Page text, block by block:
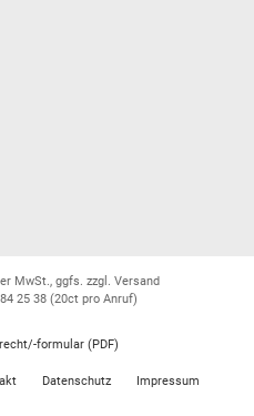
MwSt., ggfs. zzgl. Versand
25 38 (20ct pro Anruf)
formular (PDF)
Datenschutz Impressum